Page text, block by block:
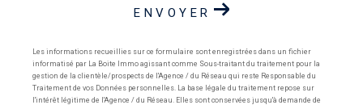
ENVOYER
Les informations recueillies sur ce formulaire sont enregistrées dans un fichier
informatisé par La Boite Immo agissant comme Sous-traitant du traitement pour la
gestion de la clientèle/prospects de l'Agence / du Réseau qui reste Responsable du
Traitement de vos Données personnelles. La base légale du traitement repose sur
l'intérêt légitime de l'Agence / du Réseau. Elles sont conservées jusqu'à demande de